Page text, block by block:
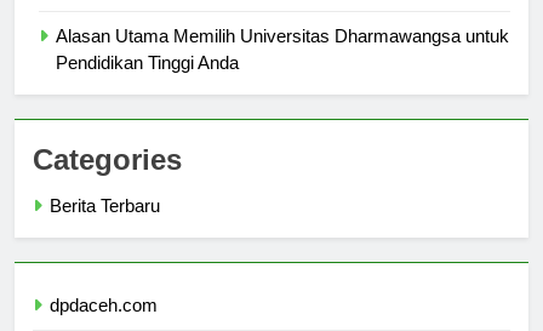
Alasan Utama Memilih Universitas Dharmawangsa untuk
Categories